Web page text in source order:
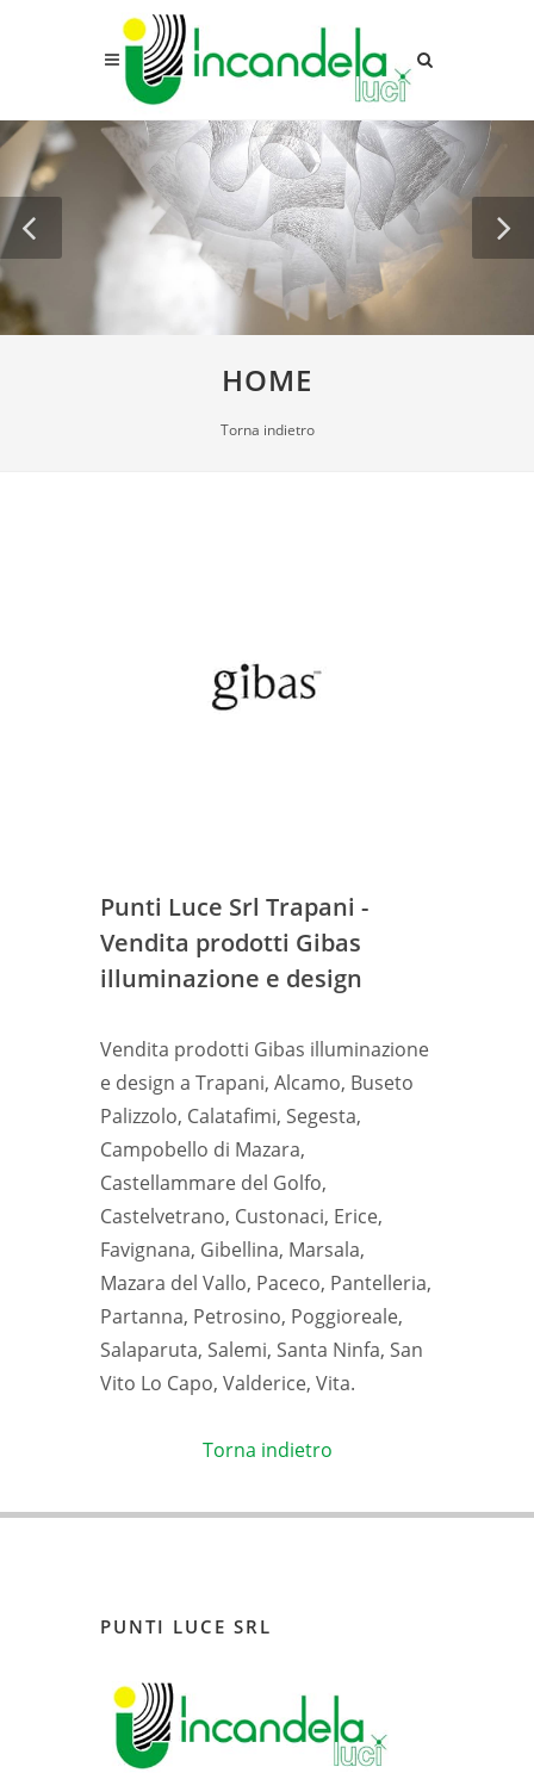
HOME
Torna indietro
Punti Luce Srl Trapani -
Vendita prodotti Gibas
illuminazione e design
Vendita prodotti Gibas illuminazione
e design a Trapani, Alcamo, Buseto
Palizzolo, Calatafimi, Segesta,
Campobello di Mazara,
Castellammare del Golfo,
Castelvetrano, Custonaci, Erice,
Favignana, Gibellina, Marsala,
Mazara del Vallo, Paceco, Pantelleria,
Partanna, Petrosino, Poggioreale,
Salaparuta, Salemi, Santa Ninfa, San
Vito Lo Capo, Valderice, Vita.
Torna indietro
PUNTI LUCE SRL